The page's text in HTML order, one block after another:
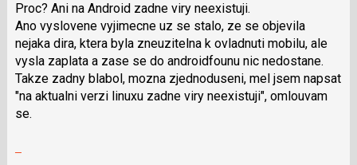
pro
předchozí
nový
názor
navigaci
lze
použít
i
klávesy
N
Proc? Ani na Android zadne viry neexistuji.
Ano vyslovene vyjimecne uz se stalo, ze se objevila
nejaka dira, ktera byla zneuzitelna k ovladnuti mobilu, ale
vysla zaplata a zase se do androidfounu nic nedostane.
Takze zadny blabol, mozna zjednoduseni, mel jsem napsat
"na aktualni verzi linuxu zadne viry neexistuji", omlouvam
se.